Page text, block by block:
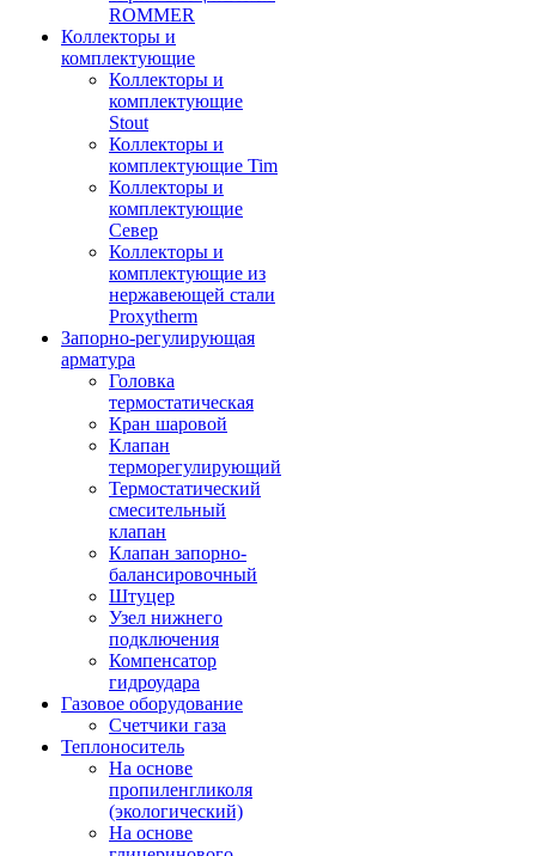
ROMMER
Коллекторы и
комплектующие
Коллекторы и
комплектующие
Stout
Коллекторы и
комплектующие Tim
Коллекторы и
комплектующие
Север
Коллекторы и
комплектующие из
нержавеющей стали
Proxytherm
Запорно-регулирующая
арматура
Головка
термостатическая
Кран шаровой
Клапан
терморегулирующий
Термостатический
смесительный
клапан
Клапан запорно-
балансировочный
Штуцер
Узел нижнего
подключения
Компенсатор
гидроудара
Газовое оборудование
Счетчики газа
Теплоноситель
На основе
пропиленгликоля
(экологический)
На основе